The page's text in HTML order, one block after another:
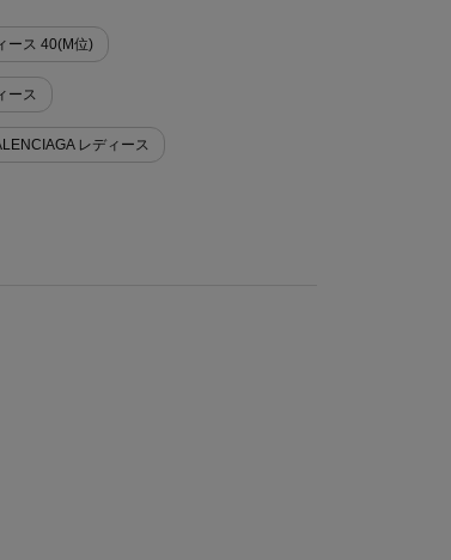
ース 40(M位)
ース
レディース